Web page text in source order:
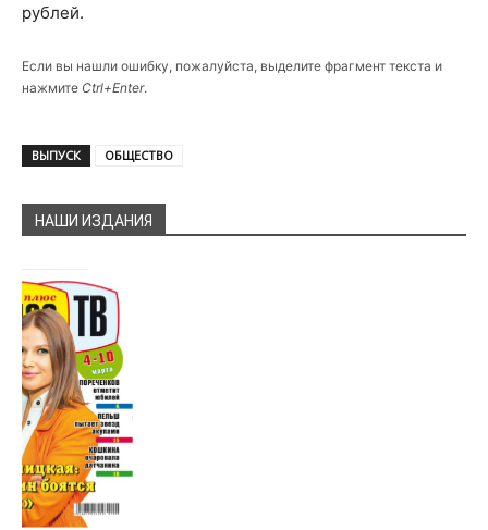
рублей.
Если вы нашли ошибку, пожалуйста, выделите фрагмент текста и
нажмите Ctrl+Enter.
ВЫПУСК ОБЩЕСТВО
НАШИ ИЗДАНИЯ